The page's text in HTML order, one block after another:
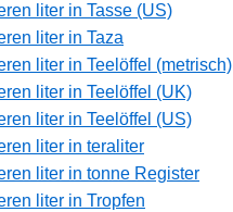
liter in Tasse (US)
liter in Taza
liter in Teelöffel (metrisch)
liter in Teelöffel (UK)
liter in Teelöffel (US)
liter in teraliter
liter in tonne Register
liter in Tropfen